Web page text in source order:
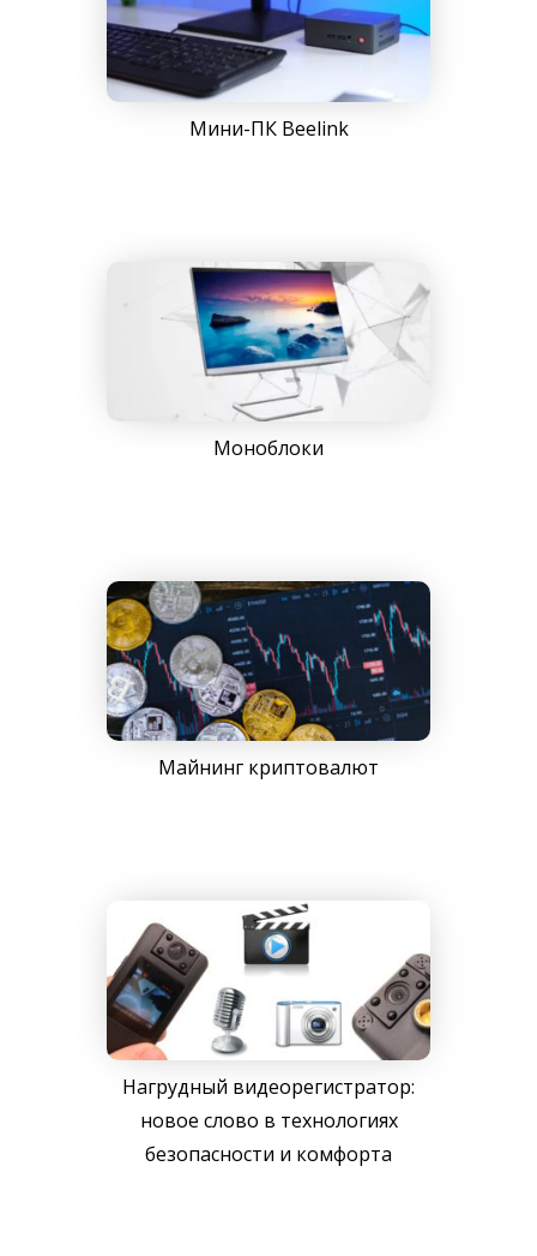
Мини-ПК Beelink
Моноблоки
Майнинг криптовалют
Нагрудный видеорегистратор:
новое слово в технологиях
безопасности и комфорта